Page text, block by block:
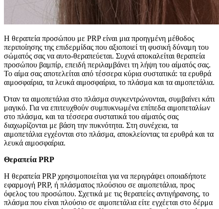
Η θεραπεία προσώπου με PRP είναι μια προηγμένη μέθοδος
περιποίησης της επιδερμίδας που αξιοποιεί τη φυσική δύναμη του
σώματός σας να αυτο-θεραπεύεται. Συχνά αποκαλείται θεραπεία
προσώπου βαμπίρ, επειδή περιλαμβάνει τη λήψη του αίματός σας.
Το αίμα σας αποτελείται από τέσσερα κύρια συστατικά: τα ερυθρά
αιμοσφαίρια, τα λευκά αιμοσφαίρια, το πλάσμα και τα αιμοπετάλια.
Όταν τα αιμοπετάλια στο πλάσμα συγκεντρώνονται, συμβαίνει κάτι
μαγικό. Για να επιτευχθούν συμπυκνωμένα επίπεδα αιμοπεταλίων
στο πλάσμα, και τα τέσσερα συστατικά του αίματός σας
διαχωρίζονται με βάση την πυκνότητα. Στη συνέχεια, τα
αιμοπετάλια εγχέονται στο πλάσμα, αποκλείοντας τα ερυθρά και τα
λευκά αιμοσφαίρια.
Θεραπεία PRP
Η θεραπεία PRP χρησιμοποιείται για να περιγράψει οποιαδήποτε
εφαρμογή PRP, ή πλάσματος πλούσιου σε αιμοπετάλια, προς
όφελος του προσώπου. Σχετικά με τις θεραπείες αντιγήρανσης, το
πλάσμα που είναι πλούσιο σε αιμοπετάλια είτε εγχέεται στο δέρμα